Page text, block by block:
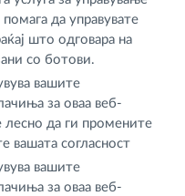
да управувате
што одговара на
со ботови.
вашите
за оваа веб-
да ги промените
вашата согласност
вашите
за оваа веб-